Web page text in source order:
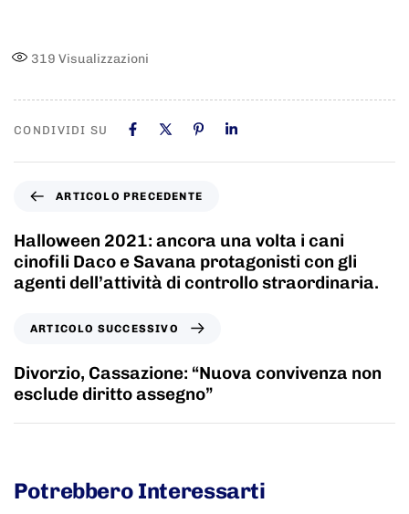
319 Visualizzazioni
CONDIVIDI SU
ARTICOLO PRECEDENTE
Halloween 2021: ancora una volta i cani
cinofili Daco e Savana protagonisti con gli
agenti dell’attività di controllo straordinaria.
ARTICOLO SUCCESSIVO
Divorzio, Cassazione: “Nuova convivenza non
esclude diritto assegno”
Potrebbero Interessarti